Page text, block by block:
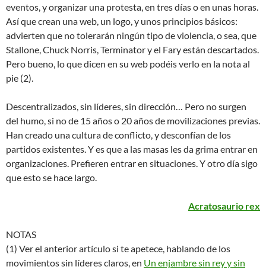
eventos, y organizar una protesta, en tres días o en unas horas.
Así que crean una web, un logo, y unos principios básicos:
advierten que no tolerarán ningún tipo de violencia, o sea, que
Stallone, Chuck Norris, Terminator y el Fary están descartados.
Pero bueno, lo que dicen en su web podéis verlo en la nota al
pie (2).
Descentralizados, sin líderes, sin dirección… Pero no surgen
del humo, si no de 15 años o 20 años de movilizaciones previas.
Han creado una cultura de conflicto, y desconfían de los
partidos existentes. Y es que a las masas les da grima entrar en
organizaciones. Prefieren entrar en situaciones. Y otro día sigo
que esto se hace largo.
Acratosaurio rex
NOTAS
(1) Ver el anterior artículo si te apetece, hablando de los
movimientos sin líderes claros, en Un enjambre sin rey y sin